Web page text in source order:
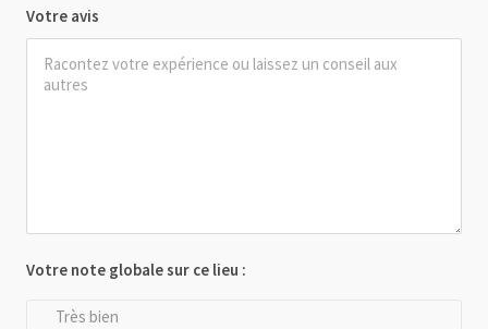
Votre avis
Votre note globale sur ce lieu :
Très bien